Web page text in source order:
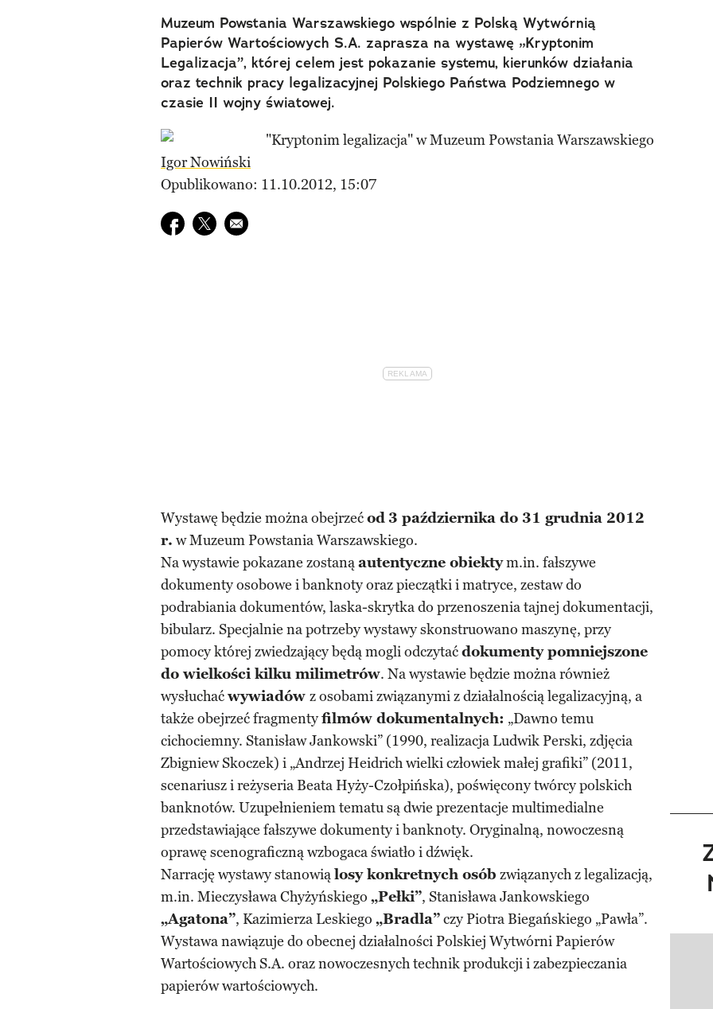
Muzeum Powstania Warszawskiego wspólnie z Polską Wytwórnią
Papierów Wartościowych S.A. zaprasza na wystawę „Kryptonim
Legalizacja”, której celem jest pokazanie systemu, kierunków działania
oraz technik pracy legalizacyjnej Polskiego Państwa Podziemnego w
czasie II wojny światowej.
Igor Nowiński
Opublikowano: 11.10.2012, 15:07
Udostępnij na facebook
Udostępnij na twitter
E-mail do przyjaciela
Wystawę będzie można obejrzećod3 października do 31 grudnia 2012
r. w Muzeum Powstania Warszawskiego.
Na wystawie pokazane zostanąautentyczne obiektym.in. fałszywe
dokumenty osobowe i banknoty oraz pieczątki i matryce, zestaw do
podrabiania dokumentów, laska-skrytka do przenoszenia tajnej dokumentacji,
bibularz. Specjalnie na potrzeby wystawy skonstruowano maszynę, przy
pomocy której zwiedzający będą mogli odczytaćdokumenty pomniejszone
do wielkości kilku milimetrów. Na wystawie będzie można również
wysłuchaćwywiadów z osobami związanymi z działalnością legalizacyjną, a
także obejrzeć fragmentyfilmów dokumentalnych: „Dawno temu
cichociemny. Stanisław Jankowski” (1990, realizacja Ludwik Perski, zdjęcia
Zbigniew Skoczek) i „Andrzej Heidrich wielki człowiek małej grafiki” (2011,
scenariusz i reżyseria Beata Hyży-Czołpińska), poświęcony twórcy polskich
banknotów. Uzupełnieniem tematu są dwie prezentacje multimedialne
przedstawiające fałszywe dokumenty i banknoty. Oryginalną, nowoczesną
oprawę scenograficzną wzbogaca światło i dźwięk.
Narrację wystawy stanowiąlosy konkretnych osób związanych z legalizacją,
m.in. Mieczysława Chyżyńskiego „Pełki”, Stanisława Jankowskiego
„Agatona”, Kazimierza Leskiego „Bradla”czy Piotra Biegańskiego „Pawła”.
Wystawa nawiązuje do obecnej działalności Polskiej Wytwórni Papierów
Wartościowych S.A. oraz nowoczesnych technik produkcji i zabezpieczania
papierów wartościowych.